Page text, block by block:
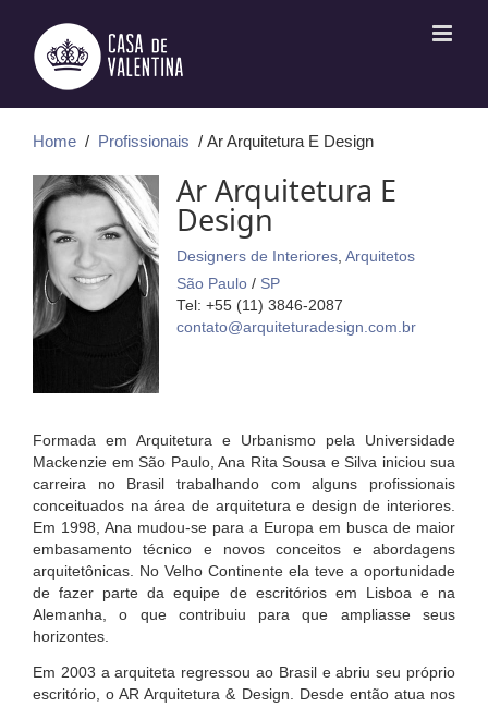
conteúdo
Home / Profissionais / Ar Arquitetura E Design
Ar Arquitetura E
Design
Designers de Interiores Arquitetos
São Paulo / SP
Tel: +55 (11) 3846-2087
contato@arquiteturadesign.com.br
Formada em Arquitetura e Urbanismo pela Universidade
Mackenzie em São Paulo, Ana Rita Sousa e Silva iniciou sua
carreira no Brasil trabalhando com alguns profissionais
conceituados na área de arquitetura e design de interiores.
Em 1998, Ana mudou-se para a Europa em busca de maior
embasamento técnico e novos conceitos e abordagens
arquitetônicas. No Velho Continente ela teve a oportunidade
de fazer parte da equipe de escritórios em Lisboa e na
Alemanha, o que contribuiu para que ampliasse seus
horizontes.
Em 2003 a arquiteta regressou ao Brasil e abriu seu próprio
escritório, o AR Arquitetura & Design. Desde então atua nos